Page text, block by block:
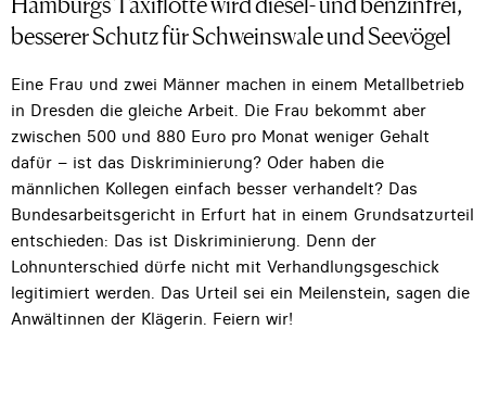
besserer Schutz für Schweinswale und Seevögel
Eine Frau und zwei Männer machen in einem Metallbetrieb
in Dresden die gleiche Arbeit. Die Frau bekommt aber
zwischen 500 und 880 Euro pro Monat weniger Gehalt
dafür – ist das Diskriminierung? Oder haben die
männlichen Kollegen einfach besser verhandelt? Das
Bundesarbeitsgericht in Erfurt hat in einem Grundsatzurteil
entschieden: Das ist Diskriminierung. Denn der
Lohnunterschied dürfe nicht mit Verhandlungsgeschick
legitimiert werden. Das Urteil sei ein Meilenstein, sagen die
Anwältinnen der Klägerin. Feiern wir!